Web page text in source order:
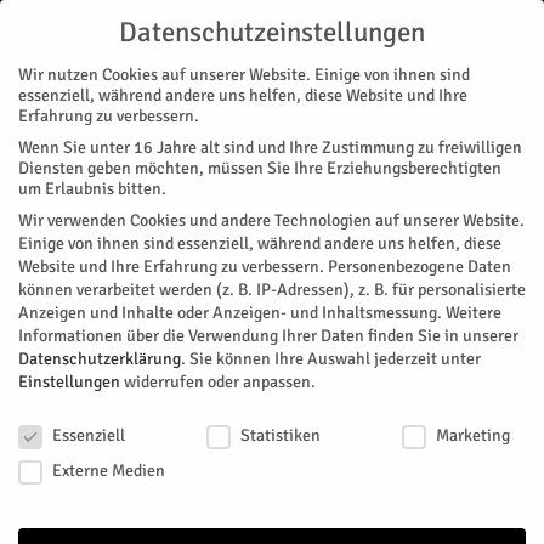
Start INNEN
#18 INNEN
Juni 1, 2013 232 0
Facebook Twitter
Datenschutzeinstellungen
Wir nutzen Cookies auf unserer Website. Einige von ihnen sind
essenziell, während andere uns helfen, diese Website und Ihre
Erfahrung zu verbessern.
Wenn Sie unter 16 Jahre alt sind und Ihre Zustimmung zu freiwilligen
Diensten geben möchten, müssen Sie Ihre Erziehungsberechtigten
um Erlaubnis bitten.
Wir verwenden Cookies und andere Technologien auf unserer Website.
Einige von ihnen sind essenziell, während andere uns helfen, diese
Website und Ihre Erfahrung zu verbessern. Personenbezogene Daten
können verarbeitet werden (z. B. IP-Adressen), z. B. für personalisierte
Anzeigen und Inhalte oder Anzeigen- und Inhaltsmessung. Weitere
Informationen über die Verwendung Ihrer Daten finden Sie in unserer
Datenschutzerklärung. Sie können Ihre Auswahl jederzeit unter
Einstellungen widerrufen oder anpassen.
Essenziell
Statistiken
Marketing
Externe Medien